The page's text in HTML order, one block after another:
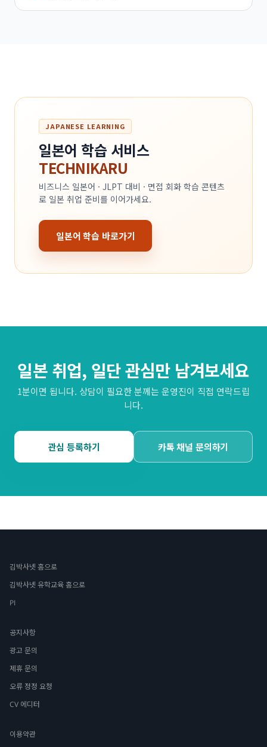
JAPANESE LEARNING
일본어 학습 서비스
TECHNIKARU
비즈니스 일본어 · JLPT 대비 · 면접 회화 학습 콘텐츠
로 일본 취업 준비를 이어가세요.
일본어 학습 바로가기
일본 취업, 일단 관심만 남겨보세요
1분이면 됩니다. 상담이 필요한 분께는 운영진이 직접 연락드립
니다.
관심 등록하기 카톡 채널 문의하기
김박사넷 홈으로
김박사넷 유학교육 홈으로
PI
공지사항
광고 문의
제휴 문의
오류 정정 요청
CV 에디터
이용약관